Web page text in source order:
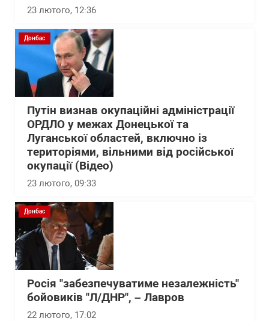
23 лютого, 12:36
Донбас
Путін визнав окупаційні адміністрації
ОРДЛО у межах Донецької та
Луганської областей, включно із
територіями, вільними від російської
окупації (Відео)
23 лютого, 09:33
Донбас
Росія "забезпечуватиме незалежність"
бойовиків "Л/ДНР", – Лавров
22 лютого, 17:02